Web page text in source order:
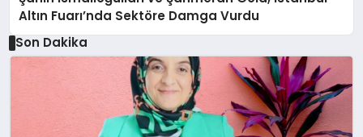
Altın Fuarı’nda Sektöre Damga Vurdu
Son Dakika